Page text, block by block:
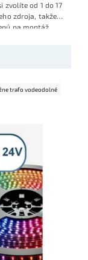
zvolíte od 1 do 17
zdroja, takže
na montáž.
trafo vodeodolné